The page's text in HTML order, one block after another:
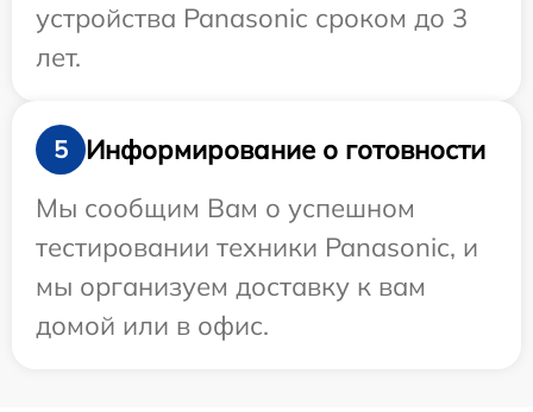
устройства Panasonic сроком до 3
лет.
5
Информирование о готовности
Мы сообщим Вам о успешном
тестировании техники Panasonic, и
мы организуем доставку к вам
домой или в офис.